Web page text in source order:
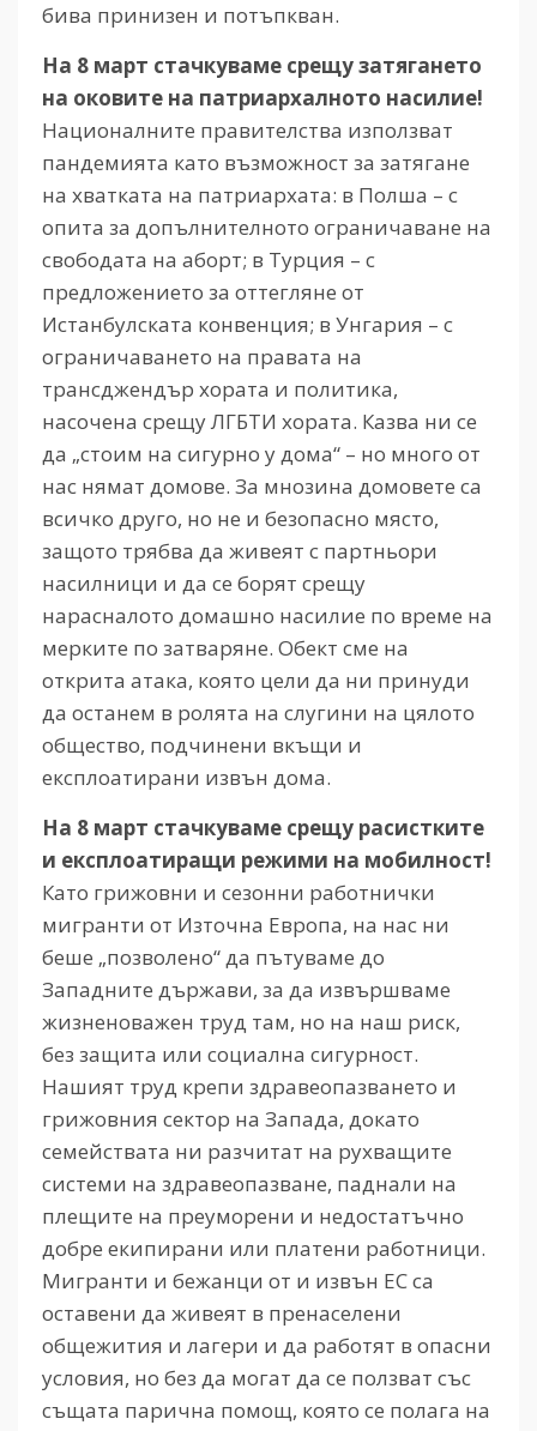
бива принизен и потъпкван.
На 8 март стачкуваме срещу затягането
на оковите на патриархалното насилие!
Националните правителства използват
пандемията като възможност за затягане
на хватката на патриархата: в Полша – с
опита за допълнителното ограничаване на
свободата на аборт; в Турция – с
предложението за оттегляне от
Истанбулската конвенция; в Унгария – с
ограничаването на правата на
трансджендър хората и политика,
насочена срещу ЛГБТИ хората. Казва ни се
да „стоим на сигурно у дома“ – но много от
нас нямат домове. За мнозина домовете са
всичко друго, но не и безопасно място,
защото трябва да живеят с партньори
насилници и да се борят срещу
нарасналото домашно насилие по време на
мерките по затваряне. Обект сме на
открита атака, която цели да ни принуди
да останем в ролята на слугини на цялото
общество, подчинени вкъщи и
експлоатирани извън дома.
На 8 март стачкуваме срещу расистките
и експлоатиращи режими на мобилност!
Като грижовни и сезонни работнички
мигранти от Източна Европа, на нас ни
беше „позволено“ да пътуваме до
Западните държави, за да извършваме
жизненоважен труд там, но на наш риск,
без защита или социална сигурност.
Нашият труд крепи здравеопазването и
грижовния сектор на Запада, докато
семействата ни разчитат на рухващите
системи на здравеопазване, паднали на
плещите на преуморени и недостатъчно
добре екипирани или платени работници.
Мигранти и бежанци от и извън ЕС са
оставени да живеят в пренаселени
общежития и лагери и да работят в опасни
условия, но без да могат да се ползват със
същата парична помощ, която се полага на